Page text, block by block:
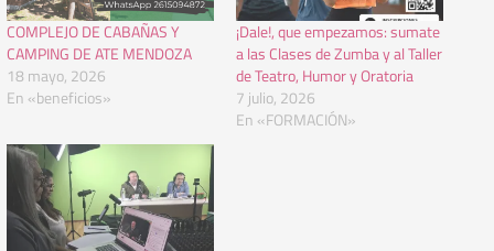
COMPLEJO DE CABAÑAS Y
CAMPING DE ATE MENDOZA
18 mayo, 2026
En «beneficios»
¡Dale!, que empezamos: sumate
a las Clases de Zumba y al Taller
de Teatro, Humor y Oratoria
7 julio, 2026
En «FORMACIÓN»